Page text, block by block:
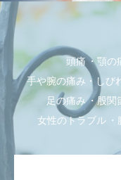
頭痛 顎の
手や腕の痛み・しび
足の痛み
股関
女性のトラブル